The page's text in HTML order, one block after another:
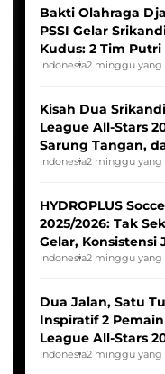
Bakti Olahraga
PSSI Gelar
Kudus: 2 Tim
Tim Asia
Indonesia2 minggu yang
Kisah Dua
League All-Stars
Sarung Tangan,
Pernah Padam
Indonesia2 minggu yang
HYDROPLUS
2025/2026: Tak
Gelar, Konsistensi
Indonesia2 minggu yang
Dua Jalan, Satu
Inspiratif 2 Pemain
League All-Stars
Seleksi Timnas
Indonesia2 minggu yang